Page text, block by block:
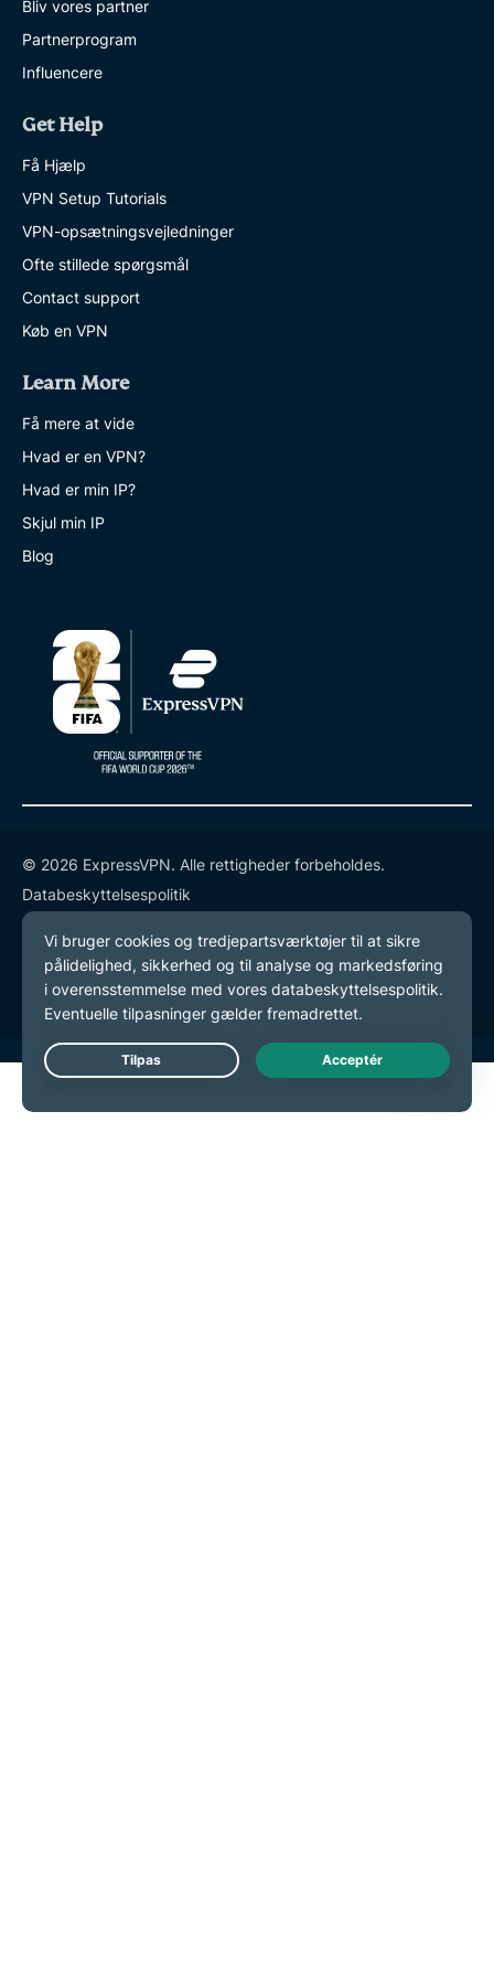
Bliv vores partner
Partnerprogram
Influencere
Get Help
Få Hjælp
VPN Setup Tutorials
VPN-opsætningsvejledninger
Ofte stillede spørgsmål
Contact support
Køb en VPN
Learn More
Få mere at vide
Hvad er en VPN?
Hvad er min IP?
Skjul min IP
Blog
© 2026 ExpressVPN. Alle rettigheder forbeholdes.
Databeskyttelsespolitik
Tjenestevilkår
Cookie-præferencer
Live Chat